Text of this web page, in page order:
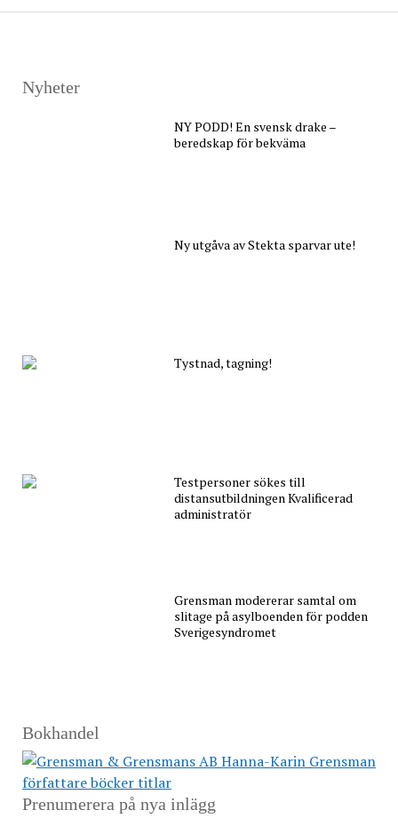
Nyheter
NY PODD! En svensk drake –
beredskap för bekväma
Ny utgåva av Stekta sparvar ute!
Tystnad, tagning!
Testpersoner sökes till
distansutbildningen Kvalificerad
administratör
Grensman modererar samtal om
slitage på asylboenden för podden
Sverigesyndromet
Bokhandel
Prenumerera på nya inlägg